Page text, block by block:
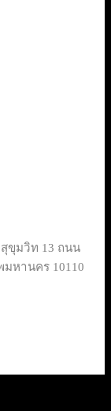
สุขุมวิท 13 ถนน
มหานคร 10110